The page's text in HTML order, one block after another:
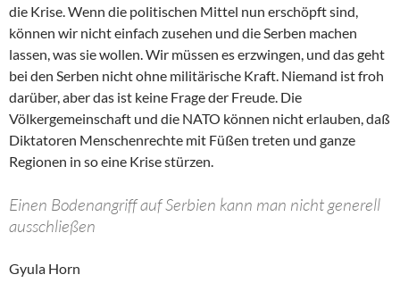
die Krise. Wenn die politischen Mittel nun erschöpft sind,
können wir nicht einfach zusehen und die Serben machen
lassen, was sie wollen. Wir müssen es erzwingen, und das geht
bei den Serben nicht ohne militärische Kraft. Niemand ist froh
darüber, aber das ist keine Frage der Freude. Die
Völkergemeinschaft und die NATO können nicht erlauben, daß
Diktatoren Menschenrechte mit Füßen treten und ganze
Regionen in so eine Krise stürzen.
Einen Bodenangriff auf Serbien kann man nicht generell
ausschließen
Gyula Horn